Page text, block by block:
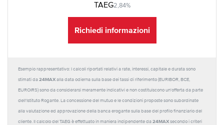
TAEG2,84%
Richiedi informazioni
Esempio rappresentativo: I calcoli riportati relativi a rate, interessi, capitale e durata sono
stimati da 24MAX alla data odierna sulla base dei tassi di riferimento (EURIBOR, BCE,
EUROIRS) sono da considerarsi meramente indicativi e non costituiscono un'offerta da parte
dell'Istituto Rogante. La concessione del mutuo e le condizioni proposte sono subordinate
alla valutazione ed approvazione della banca erogante sulla base del profilo finanziario del
cliente. Il calcolo del TAEG è effettuato in maniera indipendente da 24MAX secondo i criteri